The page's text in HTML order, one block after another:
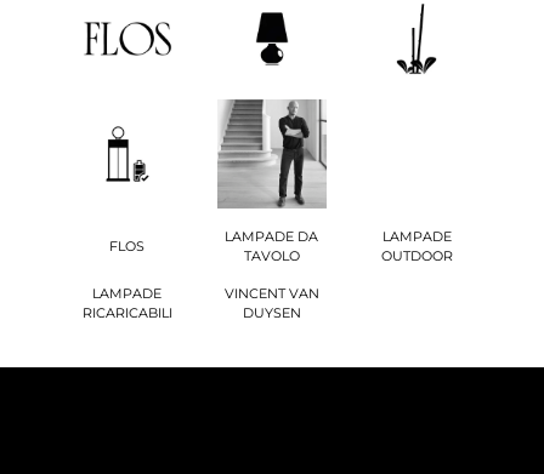
FLOS
LAMPADE DA
TAVOLO
LAMPADE
OUTDOOR
LAMPADE
RICARICABILI
VINCENT VAN
DUYSEN